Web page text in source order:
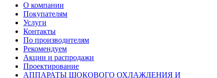
О компании
Покупателям
Услуги
Контакты
По производителям
Рекомендуем
Акции и распродажи
Проектирование
АППАРАТЫ ШОКОВОГО ОХЛАЖДЕНИЯ И